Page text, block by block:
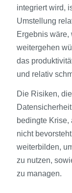
integriert wird,
Umstellung
Ergebnis wäre,
weitergehen
das
und relativ
Die Risiken,
bedingte Krise,
nicht
weiterbilden,
zu nutzen,
zu managen.